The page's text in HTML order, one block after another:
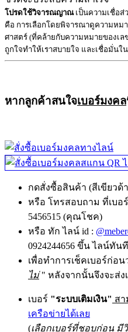
โปรดใช้วิจารณญาณเป็นความเชื่อส่
คือ การเลือกโดยพิจารณาดูความหม
ศาสตร์ (ที่คล้ายกับความหมายของเ
ถูกใจทำให้เราสบายใจ และเชื่อมั่นใ
หากลูกค้าสนใจเบอร์มงคล
กดสั่งซื้อสินค้า (สีเขียวด้
หรือ โทรสอบถาม ที่เบอร์
5456515 (คุณโชค)
หรือ ทัก ไลน์ id :
0924244656 ขึ้น ไลน์ทัน
เพื่อทำการเช็คเบอร์ก่อน
ไม่" หลังจากนั้นจึงจะส่ง
เบอร์ "ระบบเติมเงิน" สา
เครือข่ายได้เลย
(เลือกเบอร์ที่ชอบก่อน มี